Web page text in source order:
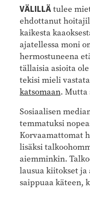
VÄLILLÄtulee
ehdottanut
kaikesta
ajatellessa moni
hermostuneena
tällaisia asioita
tekisi mieli
katsomaan. Mutta
Sosiaalisen
temmatuksi
Korvaamattomat
lisäksi
aiemminkin.
lausua kiitokset ja
saippuaa käteen,